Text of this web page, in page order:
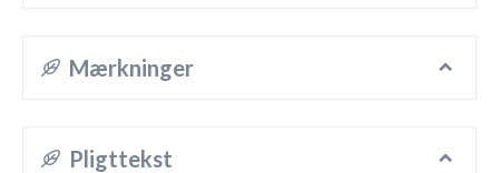
Mærkninger
Pligttekst